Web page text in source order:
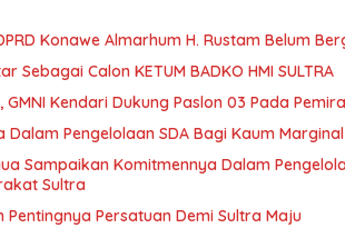
Konawe Almarhum H. Rustam Belum
Sebagai Calon KETUM BADKO HMI SULTRA
Kendari Dukung Paslon 03 Pada
Dalam Pengelolaan SDA Bagi Kaum Marginal
Sampaikan Komitmennya Dalam
Sultra
Pentingnya Persatuan Demi Sultra Maju